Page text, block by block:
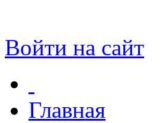
Войти на сайт
Главная